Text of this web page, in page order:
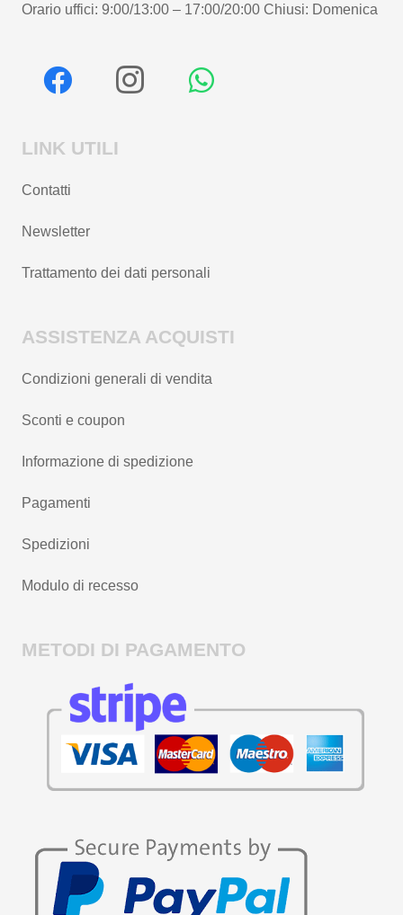
Orario uffici: 9:00/13:00 – 17:00/20:00 Chiusi: Domenica
LINK UTILI
Contatti
Newsletter
Trattamento dei dati personali
ASSISTENZA ACQUISTI
Condizioni generali di vendita
Sconti e coupon
Informazione di spedizione
Pagamenti
Spedizioni
Modulo di recesso
METODI DI PAGAMENTO